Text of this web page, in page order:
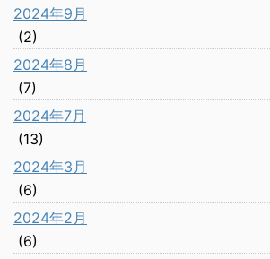
2024年9月
(2)
2024年8月
(7)
2024年7月
(13)
2024年3月
(6)
2024年2月
(6)